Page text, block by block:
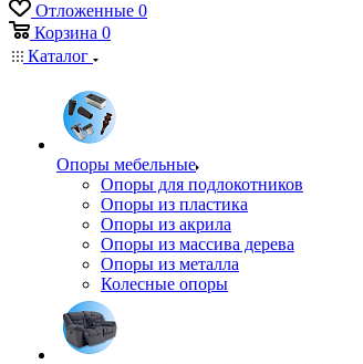
Отложенные 0
Корзина 0
Каталог
Опоры мебельные
Опоры для подлокотников
Опоры из пластика
Опоры из акрила
Опоры из массива дерева
Опоры из металла
Колесные опоры